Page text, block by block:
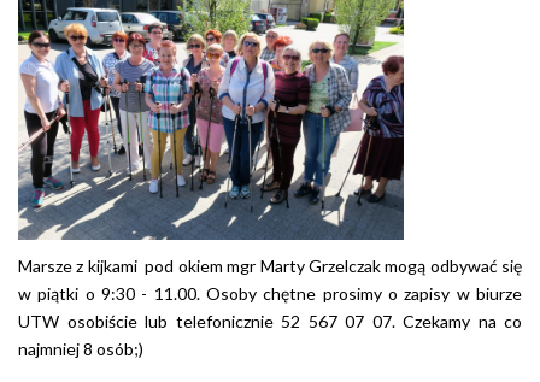
Marsze z kijkami pod okiem mgr Marty Grzelczak mogą odbywać się
w piątki o 9:30 - 11.00. Osoby chętne prosimy o zapisy w biurze
UTW osobiście lub telefonicznie 52 567 07 07. Czekamy na co
najmniej 8 osób;)